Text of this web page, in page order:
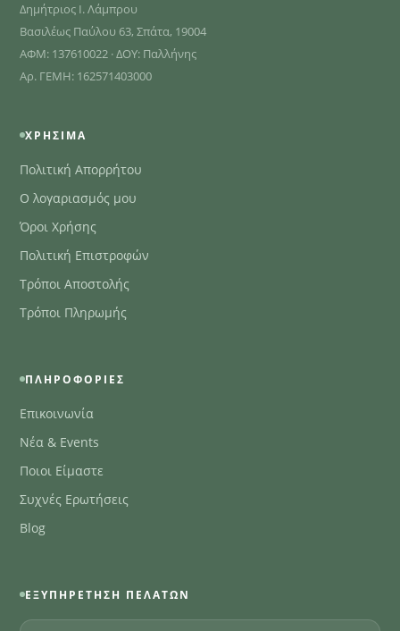
Δημήτριος Ι. Λάμπρου
Βασιλέως Παύλου 63, Σπάτα, 19004
ΑΦΜ: 137610022 · ΔΟΥ: Παλλήνης
Αρ. ΓΕΜΗ: 162571403000
ΧΡΉΣΙΜΑ
Πολιτική Απορρήτου
Ο λογαριασμός μου
Όροι Χρήσης
Πολιτική Επιστροφών
Τρόποι Αποστολής
Τρόποι Πληρωμής
ΠΛΗΡΟΦΟΡΊΕΣ
Επικοινωνία
Νέα & Events
Ποιοι Είμαστε
Συχνές Ερωτήσεις
Blog
ΕΞΥΠΗΡΈΤΗΣΗ ΠΕΛΑΤΏΝ